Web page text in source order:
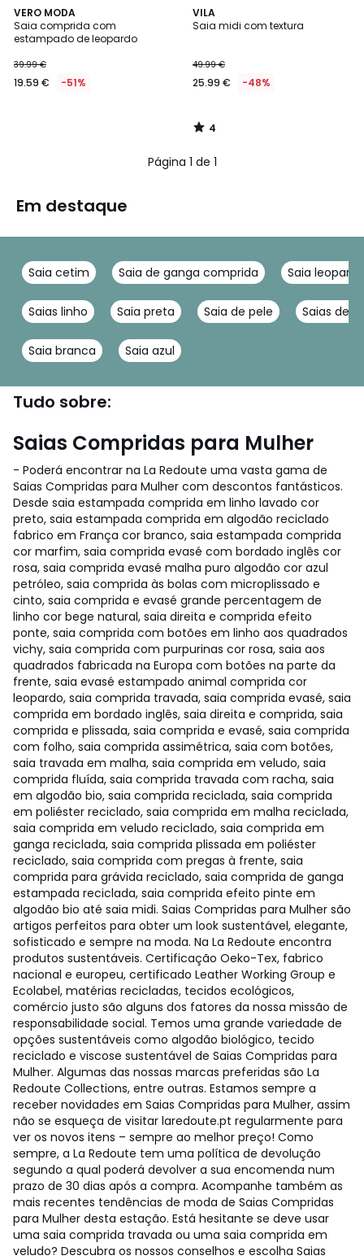
VERO MODA
Saia comprida com
estampado de leopardo
39.99 €
19.59 € -51%
VILA
Saia midi com textura
49.99 €
25.99 € -48%
4
/
4
/
Página 1 de 1
Em destaque
Saia cetim Saia de ganga comprida Saia leopardo
Saias linho Saia preta Saia de pele Saias de
Saia branca Saia azul
Tudo sobre:
Saias Compridas para Mulher
- Poderá encontrar na La Redoute uma vasta gama de
Saias Compridas para Mulher com descontos fantásticos.
Desde saia estampada comprida em linho lavado cor
preto, saia estampada comprida em algodão reciclado
fabrico em França cor branco, saia estampada comprida
cor marfim, saia comprida evasé com bordado inglês cor
rosa, saia comprida evasé malha puro algodão cor azul
petróleo, saia comprida às bolas com microplissado e
cinto, saia comprida e evasé grande percentagem de
linho cor bege natural, saia direita e comprida efeito
ponte, saia comprida com botões em linho aos quadrados
vichy, saia comprida com purpurinas cor rosa, saia aos
quadrados fabricada na Europa com botões na parte da
frente, saia evasé estampado animal comprida cor
leopardo, saia comprida travada, saia comprida evasé, saia
comprida em bordado inglês, saia direita e comprida, saia
comprida e plissada, saia comprida e evasé, saia comprida
com folho, saia comprida assimétrica, saia com botões,
saia travada em malha, saia comprida em veludo, saia
comprida fluída, saia comprida travada com racha, saia
em algodão bio, saia comprida reciclada, saia comprida
em poliéster reciclado, saia comprida em malha reciclada,
saia comprida em veludo reciclado, saia comprida em
ganga reciclada, saia comprida plissada em poliéster
reciclado, saia comprida com pregas à frente, saia
comprida para grávida reciclado, saia comprida de ganga
estampada reciclada, saia comprida efeito pinte em
algodão bio até saia midi. Saias Compridas para Mulher são
artigos perfeitos para obter um look sustentável, elegante,
sofisticado e sempre na moda. Na La Redoute encontra
produtos sustentáveis. Certificação Oeko-Tex, fabrico
nacional e europeu, certificado Leather Working Group e
Ecolabel, matérias recicladas, tecidos ecológicos,
comércio justo são alguns dos fatores da nossa missão de
responsabilidade social. Temos uma grande variedade de
opções sustentáveis como algodão biológico, tecido
reciclado e viscose sustentável de Saias Compridas para
Mulher. Algumas das nossas marcas preferidas são La
Redoute Collections, entre outras. Estamos sempre a
receber novidades em Saias Compridas para Mulher, assim
não se esqueça de visitar laredoute.pt regularmente para
ver os novos itens – sempre ao melhor preço! Como
sempre, a La Redoute tem uma política de devolução
segundo a qual poderá devolver a sua encomenda num
prazo de 30 dias após a compra. Acompanhe também as
mais recentes tendências de moda de Saias Compridas
para Mulher desta estação. Está hesitante se deve usar
uma saia comprida travada ou uma saia comprida em
veludo? Descubra os nossos conselhos e escolha Saias